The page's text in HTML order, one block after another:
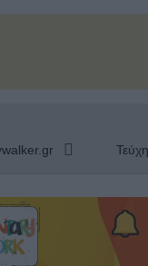
Τεύχη